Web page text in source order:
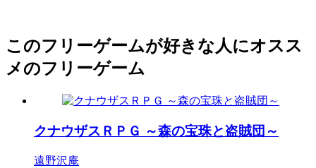
このフリーゲームが好きな人にオスス
メのフリーゲーム
クナウザスＲＰＧ ～森の宝珠と盗賊団～
遠野沢庵